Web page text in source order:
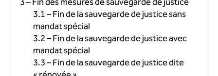
3.1 – Fin de la sauvegarde de justice sans
mandat spécial
3.2 – Fin de la sauvegarde de justice avec
mandat spécial
3.3 – Fin de la sauvegarde de justice dite